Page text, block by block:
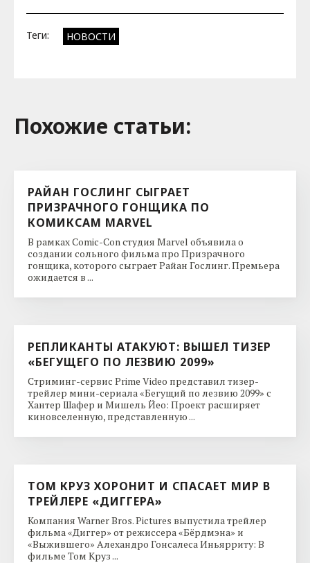
Теги: НОВОСТИ
Похожие cтатьи:
РАЙАН ГОСЛИНГ СЫГРАЕТ
ПРИЗРАЧНОГО ГОНЩИКА ПО
КОМИКСАМ MARVEL
В рамках Comic-Con студия Marvel объявила о
создании сольного фильма про Призрачного
гонщика, которого сыграет Райан Гослинг. Премьера
ожидается в ...
РЕПЛИКАНТЫ АТАКУЮТ: ВЫШЕЛ ТИЗЕР
«БЕГУЩЕГО ПО ЛЕЗВИЮ 2099»
Стриминг-сервис Prime Video представил тизер-
трейлер мини-сериала «Бегущий по лезвию 2099» с
Хантер Шафер и Мишель Йео: Проект расширяет
киновселенную, представленную ...
ТОМ КРУЗ ХОРОНИТ И СПАСАЕТ МИР В
ТРЕЙЛЕРЕ «ДИГГЕРА»
Компания Warner Bros. Pictures выпустила трейлер
фильма «Диггер» от режиссера «Бёрдмэна» и
«Выжившего» Алехандро Гонсалеса Иньярриту: В
фильме Том Круз ...